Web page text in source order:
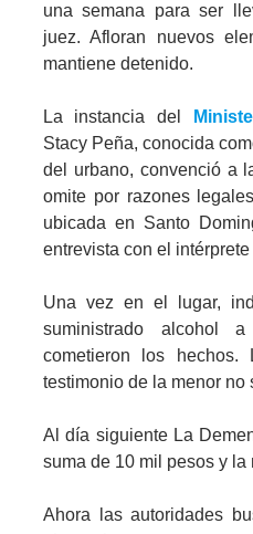
una semana para ser
juez. Afloran nuevos
mantiene detenido.
La instancia del
Stacy Peña, conocida
del urbano, convenció a
omite por razones
ubicada en Santo
entrevista con el
Una vez en el lugar,
suministrado alcohol
cometieron los
testimonio de la menor no
Al día siguiente La
suma de 10 mil pesos y
Ahora las autoridades